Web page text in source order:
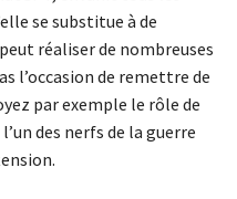
se substitue à de
réaliser de nombreuses
l’occasion de remettre de
par exemple le rôle de
des nerfs de la guerre